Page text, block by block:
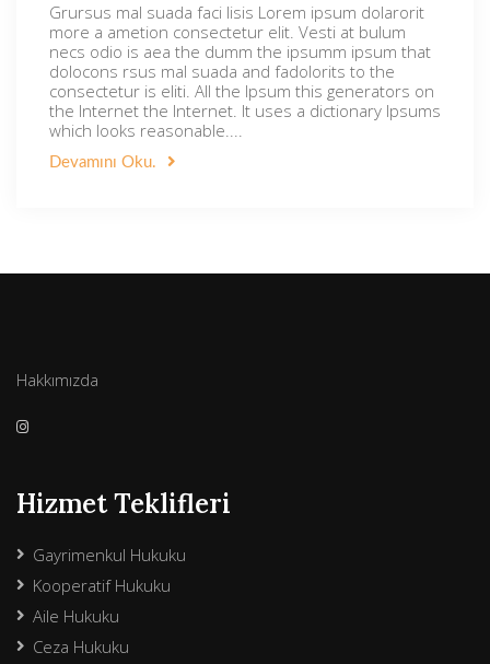
Grursus mal suada faci lisis Lorem ipsum dolarorit
more a ametion consectetur elit. Vesti at bulum
necs odio is aea the dumm the ipsumm ipsum that
dolocons rsus mal suada and fadolorits to the
consectetur is eliti. All the Ipsum this generators on
the Internet the Internet. It uses a dictionary Ipsums
which looks reasonable....
Devamını Oku.
Hakkımızda
Hizmet Teklifleri
Gayrimenkul Hukuku
Kooperatif Hukuku
Aile Hukuku
Ceza Hukuku